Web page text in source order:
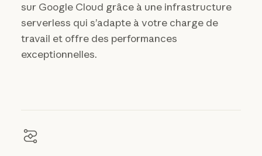
sur Google Cloud grâce à une infrastructure
serverless qui s’adapte à votre charge de
travail et offre des performances
exceptionnelles.